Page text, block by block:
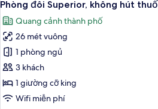
không
hút
thuốc
(Edmont)
tất
cả
ảnh
Phòng
đôi
Superior,
không
Phòng đôi Superior, không hút
Quang cảnh thành phố
26 mét vuông
1 phòng ngủ
3 khách
1 giường cỡ king
Wifi miễn phí